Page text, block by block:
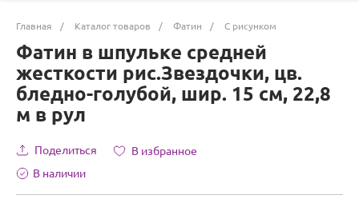
Главная / Каталог товаров / Фатин / С рисунком
Фатин в шпульке средней
жесткости рис.Звездочки, цв.
бледно-голубой, шир. 15 см, 22,8
м в рул
Поделиться
В избранное
В наличии